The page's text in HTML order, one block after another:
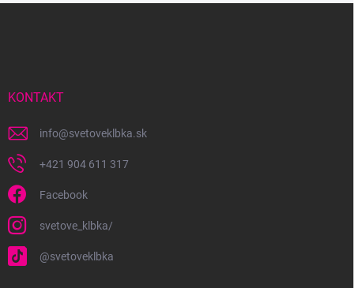
KONTAKT
info@svetoveklbka.sk
+421 904 611 317
Facebook
svetove_klbka/
@svetoveklbka